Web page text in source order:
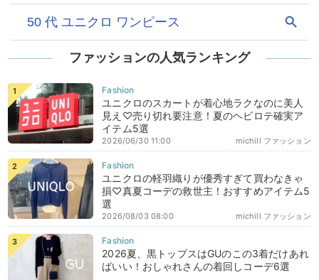
ファッションの人気ランキング
ユニクロのスカートが着心地ラクなのに美人
見え♡売り切れ要注意！夏のヘビロテ確実ア
イテム5選
michill ファッション
2026/06/30 11:00
ユニクロの軽羽織りが優秀すぎて買わなきゃ
損♡真夏コーデの救世主！おすすめアイテム5
選
michill ファッション
2026/08/03 08:00
2026夏、黒トップスはGUのこの3着だけあれ
ばいい！おしゃれさんの着回しコーデ6選